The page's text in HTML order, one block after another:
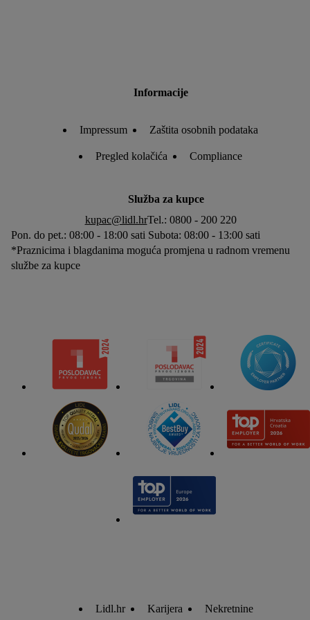
Informacije
Impressum Zaštita osobnih podataka
Pregled kolačića Compliance
Služba za kupce
kupac@lidl.hrTel.: 0800 - 200 220
Pon. do pet.: 08:00 - 18:00 sati Subota: 08:00 - 13:00 sati
*Praznicima i blagdanima moguća promjena u radnom vremenu
službe za kupce
Lidl.hr Karijera Nekretnine